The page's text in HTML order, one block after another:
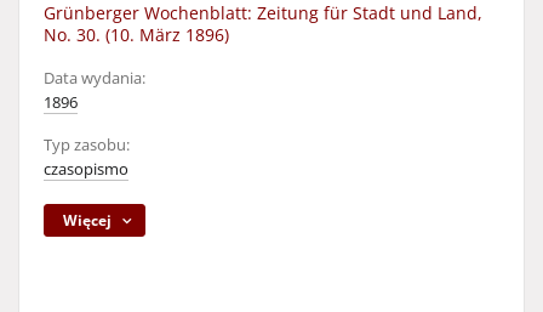
Grünberger Wochenblatt: Zeitung für Stadt und Land,
No. 30. (10. März 1896)
Data wydania:
1896
Typ zasobu:
czasopismo
Więcej